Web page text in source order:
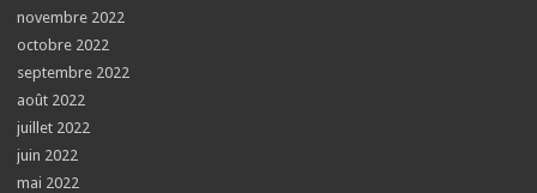
novembre 2022
octobre 2022
septembre 2022
août 2022
juillet 2022
juin 2022
mai 2022